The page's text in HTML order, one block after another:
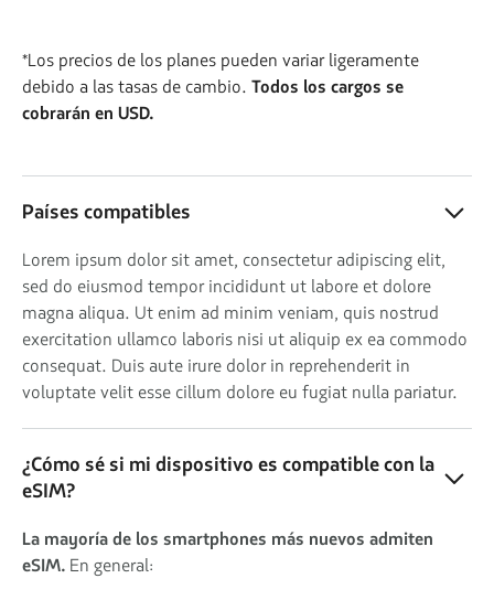
*Los precios de los planes pueden variar ligeramente
debido a las tasas de cambio. Todos los cargos se
cobrarán en USD.
Países compatibles
Lorem ipsum dolor sit amet, consectetur adipiscing elit,
sed do eiusmod tempor incididunt ut labore et dolore
magna aliqua. Ut enim ad minim veniam, quis nostrud
exercitation ullamco laboris nisi ut aliquip ex ea commodo
consequat. Duis aute irure dolor in reprehenderit in
voluptate velit esse cillum dolore eu fugiat nulla pariatur.
¿Cómo sé si mi dispositivo es compatible con la
eSIM?
La mayoría de los smartphones más nuevos admiten
eSIM. En general: